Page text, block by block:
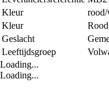
Kleur
Kleur
Rood
Geslacht
Leeftijdsgroep
Loading...
Loading...